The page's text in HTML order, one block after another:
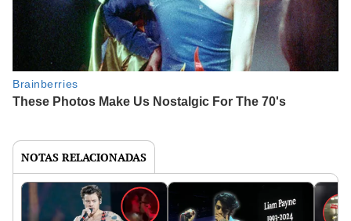
NOTAS RELACIONADAS